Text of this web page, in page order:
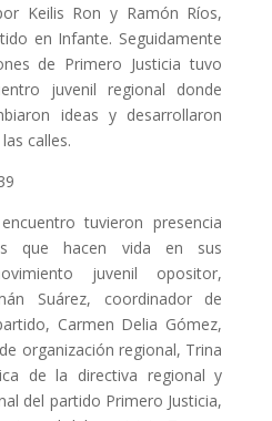
Keilis Ron y Ramón Ríos,
en Infante. Seguidamente
de Primero Justicia tuvo
juvenil regional donde
ideas y desarrollaron
calles.
tuvieron presencia
que hacen vida en sus
juvenil opositor,
Suárez, coordinador de
Carmen Delia Gómez,
organización regional, Trina
de la directiva regional y
del partido Primero Justicia,